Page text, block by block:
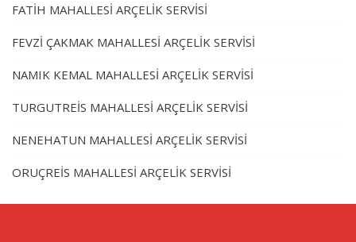
FATİH MAHALLESİ ARÇELİK SERVİSİ
FEVZİ ÇAKMAK MAHALLESİ ARÇELİK SERVİSİ
NAMIK KEMAL MAHALLESİ ARÇELİK SERVİSİ
TURGUTREİS MAHALLESİ ARÇELİK SERVİSİ
NENEHATUN MAHALLESİ ARÇELİK SERVİSİ
ORUÇREİS MAHALLESİ ARÇELİK SERVİSİ